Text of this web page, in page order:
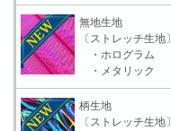
無地生地
〔ストレッチ生地〕
・ホログラム
・メタリック
柄生地
〔ストレッチ生地〕